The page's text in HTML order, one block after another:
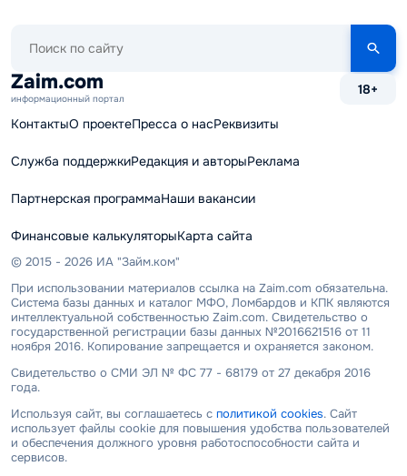
сайту
Zaim.com
информационный портал
18+
КонтактыО проектеПресса о насРеквизиты
Служба поддержкиРедакция и авторыРеклама
Партнерская программаНаши вакансии
Финансовые калькуляторыКарта сайта
© 2015 - 2026 ИА "Займ.ком"
При использовании материалов ссылка на Zaim.com обязательна.
Система базы данных и каталог МФО, Ломбардов и КПК являются
интеллектуальной собственностью Zaim.com. Свидетельство о
государственной регистрации базы данных №2016621516 от 11
ноября 2016. Копирование запрещается и охраняется законом.
Свидетельство о СМИ ЭЛ № ФС 77 - 68179 от 27 декабря 2016
года.
Используя сайт, вы соглашаетесь с политикой cookies. Сайт
использует файлы cookie для повышения удобства пользователей
и обеспечения должного уровня работоспособности сайта и
сервисов.